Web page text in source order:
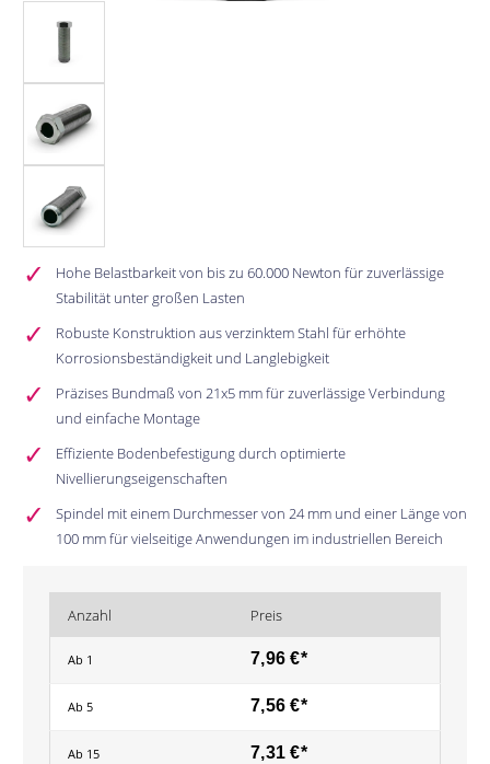
Hohe Belastbarkeit von bis zu 60.000 Newton für zuverlässige
Stabilität unter großen Lasten
Robuste Konstruktion aus verzinktem Stahl für erhöhte
Korrosionsbeständigkeit und Langlebigkeit
Präzises Bundmaß von 21x5 mm für zuverlässige Verbindung
und einfache Montage
Effiziente Bodenbefestigung durch optimierte
Nivellierungseigenschaften
Spindel mit einem Durchmesser von 24 mm und einer Länge von
100 mm für vielseitige Anwendungen im industriellen Bereich
Anzahl Preis
Ab 1 7,96 €*
Ab 5 7,56 €*
Ab 15 7,31 €*